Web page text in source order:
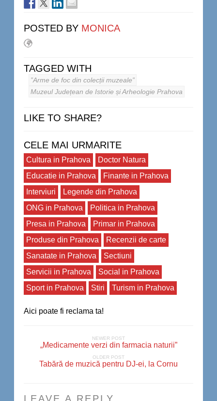
POSTED BY MONICA
TAGGED WITH
”Arme de foc din colecții muzeale”
Muzeul Județean de Istorie și Arheologie Prahova
LIKE TO SHARE?
CELE MAI URMARITE
Cultura in Prahova
Doctor Natura
Educatie in Prahova
Finante in Prahova
Interviuri
Legende din Prahova
ONG in Prahova
Politica in Prahova
Presa in Prahova
Primar in Prahova
Produse din Prahova
Recenzii de carte
Sanatate in Prahova
Sectiuni
Servicii in Prahova
Social in Prahova
Sport in Prahova
Stiri Turism in Prahova
Aici poate fi reclama ta!
NEWER POST
„Medicamente verzi din farmacia naturii”
OLDER POST
Tabără de muzică pentru DJ-ei, la Cornu
LEAVE A REPLY